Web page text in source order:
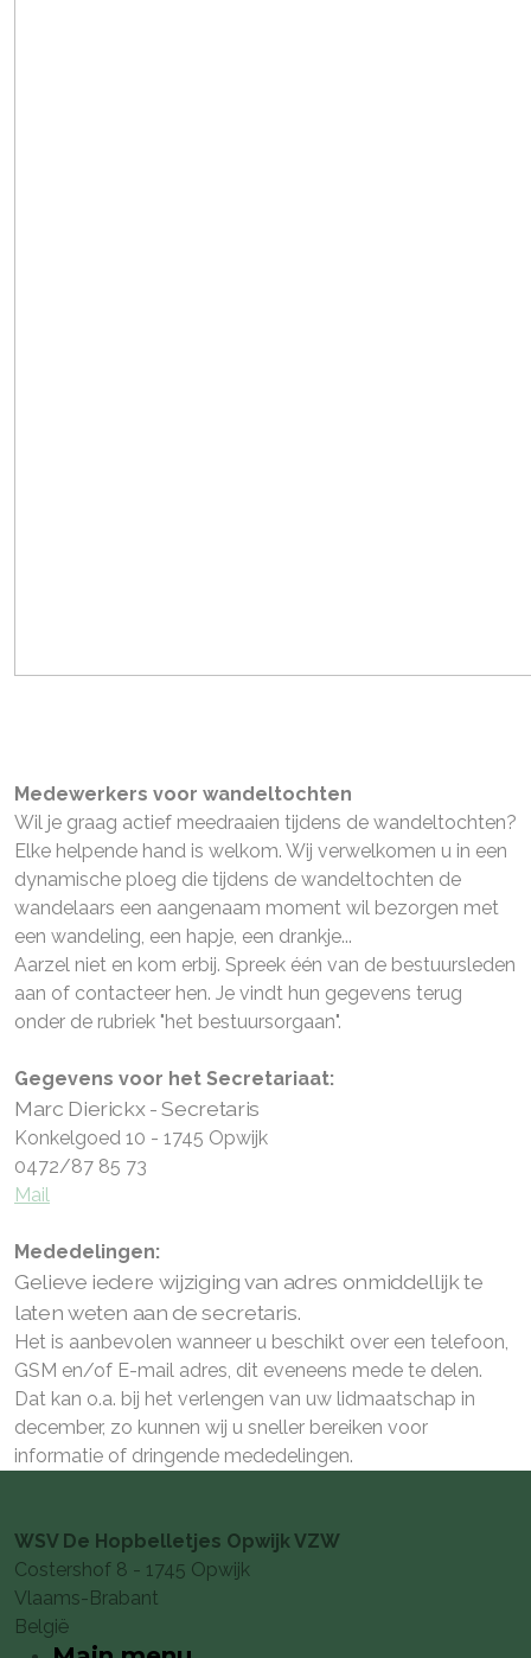
Medewerkers voor wandeltochten
Wil je graag actief meedraaien tijdens de wandeltochten?
Elke helpende hand is welkom. Wij verwelkomen u in een
dynamische ploeg die tijdens de wandeltochten de
wandelaars een aangenaam moment wil bezorgen met
een wandeling, een hapje, een drankje...
Aarzel niet en kom erbij. Spreek één van de bestuursleden
aan of contacteer hen. Je vindt hun gegevens terug
onder de rubriek "het bestuursorgaan".
Gegevens voor het Secretariaat:
Marc Dierickx - Secretaris
Konkelgoed 10 - 1745 Opwijk
0472/87 85 73
Mail
Mededelingen:
Gelieve iedere wijziging van adres onmiddellijk te
laten weten aan de secretaris.
Het is aanbevolen wanneer u beschikt over een telefoon,
GSM en/of E-mail adres, dit eveneens mede te delen.
Dat kan o.a. bij het verlengen van uw lidmaatschap in
december, zo kunnen wij u sneller bereiken voor
informatie of dringende mededelingen.
WSV De Hopbelletjes Opwijk VZW
Costershof 8 - 1745 Opwijk
Vlaams-Brabant
België